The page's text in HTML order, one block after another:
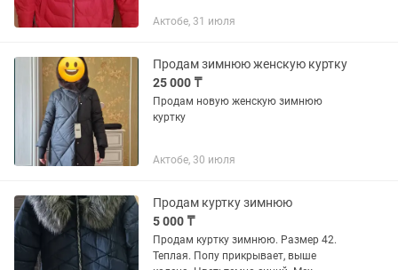
Актобе, 31 июля
Продам зимнюю женскую куртку
25 000 ₸
Продам новую женскую зимнюю
куртку
Актобе, 30 июля
Продам куртку зимнюю
5 000 ₸
Продам куртку зимнюю. Размер 42.
Теплая. Попу прикрывает, выше